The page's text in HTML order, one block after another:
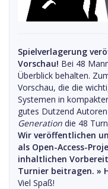
Spielverlagerung
Vorschau! Bei 48
Überblick behalten.
Vorschau, die die
Systemen in
gutes Dutzend
Generation die 48
Wir veröffentlichen
als Open-Access-
inhaltlichen
Turnier beitragen. »
Viel Spaß!